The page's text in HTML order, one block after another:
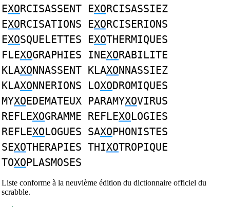
EXORCISASSENT EXORCISASSIEZ
EXORCISATIONS EXORCISERIONS
EXOSQUELETTES EXOTHERMIQUES
FLEXOGRAPHIES INEXORABILITE
KLAXONNASSENT KLAXONNASSIEZ
KLAXONNERIONS LOXODROMIQUES
MYXOEDEMATEUX PARAMYXOVIRUS
REFLEXOGRAMME REFLEXOLOGIES
REFLEXOLOGUES SAXOPHONISTES
SEXOTHERAPIES THIXOTROPIQUE
TOXOPLASMOSES
Liste conforme à la neuvième édition du dictionnaire officiel du
scrabble.